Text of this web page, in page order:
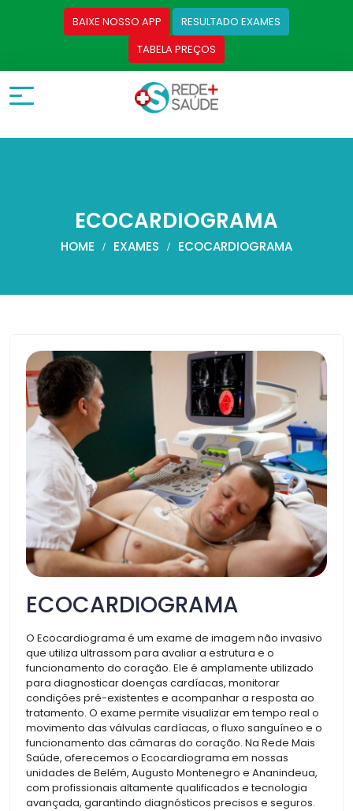
BAIXE NOSSO APP
RESULTADO EXAMES
TABELA PREÇOS
ECOCARDIOGRAMA
HOME EXAMES ECOCARDIOGRAMA
ECOCARDIOGRAMA
O Ecocardiograma é um exame de imagem não invasivo
que utiliza ultrassom para avaliar a estrutura e o
funcionamento do coração. Ele é amplamente utilizado
para diagnosticar doenças cardíacas, monitorar
condições pré-existentes e acompanhar a resposta ao
tratamento. O exame permite visualizar em tempo real o
movimento das válvulas cardíacas, o fluxo sanguíneo e o
funcionamento das câmaras do coração. Na Rede Mais
Saúde, oferecemos o Ecocardiograma em nossas
unidades de Belém, Augusto Montenegro e Ananindeua,
com profissionais altamente qualificados e tecnologia
avançada, garantindo diagnósticos precisos e seguros.